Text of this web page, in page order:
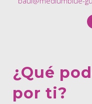
¿Qué
por ti?